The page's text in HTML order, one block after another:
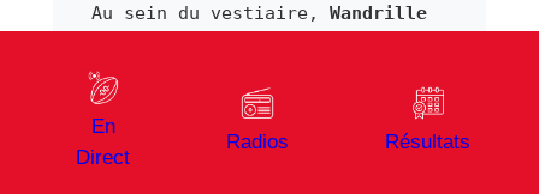
Au sein du vestiaire, Wandrille
sportive du groupe.
En effet, la culture rugby
transmise entre générations
En
Direct
Radios Résultats